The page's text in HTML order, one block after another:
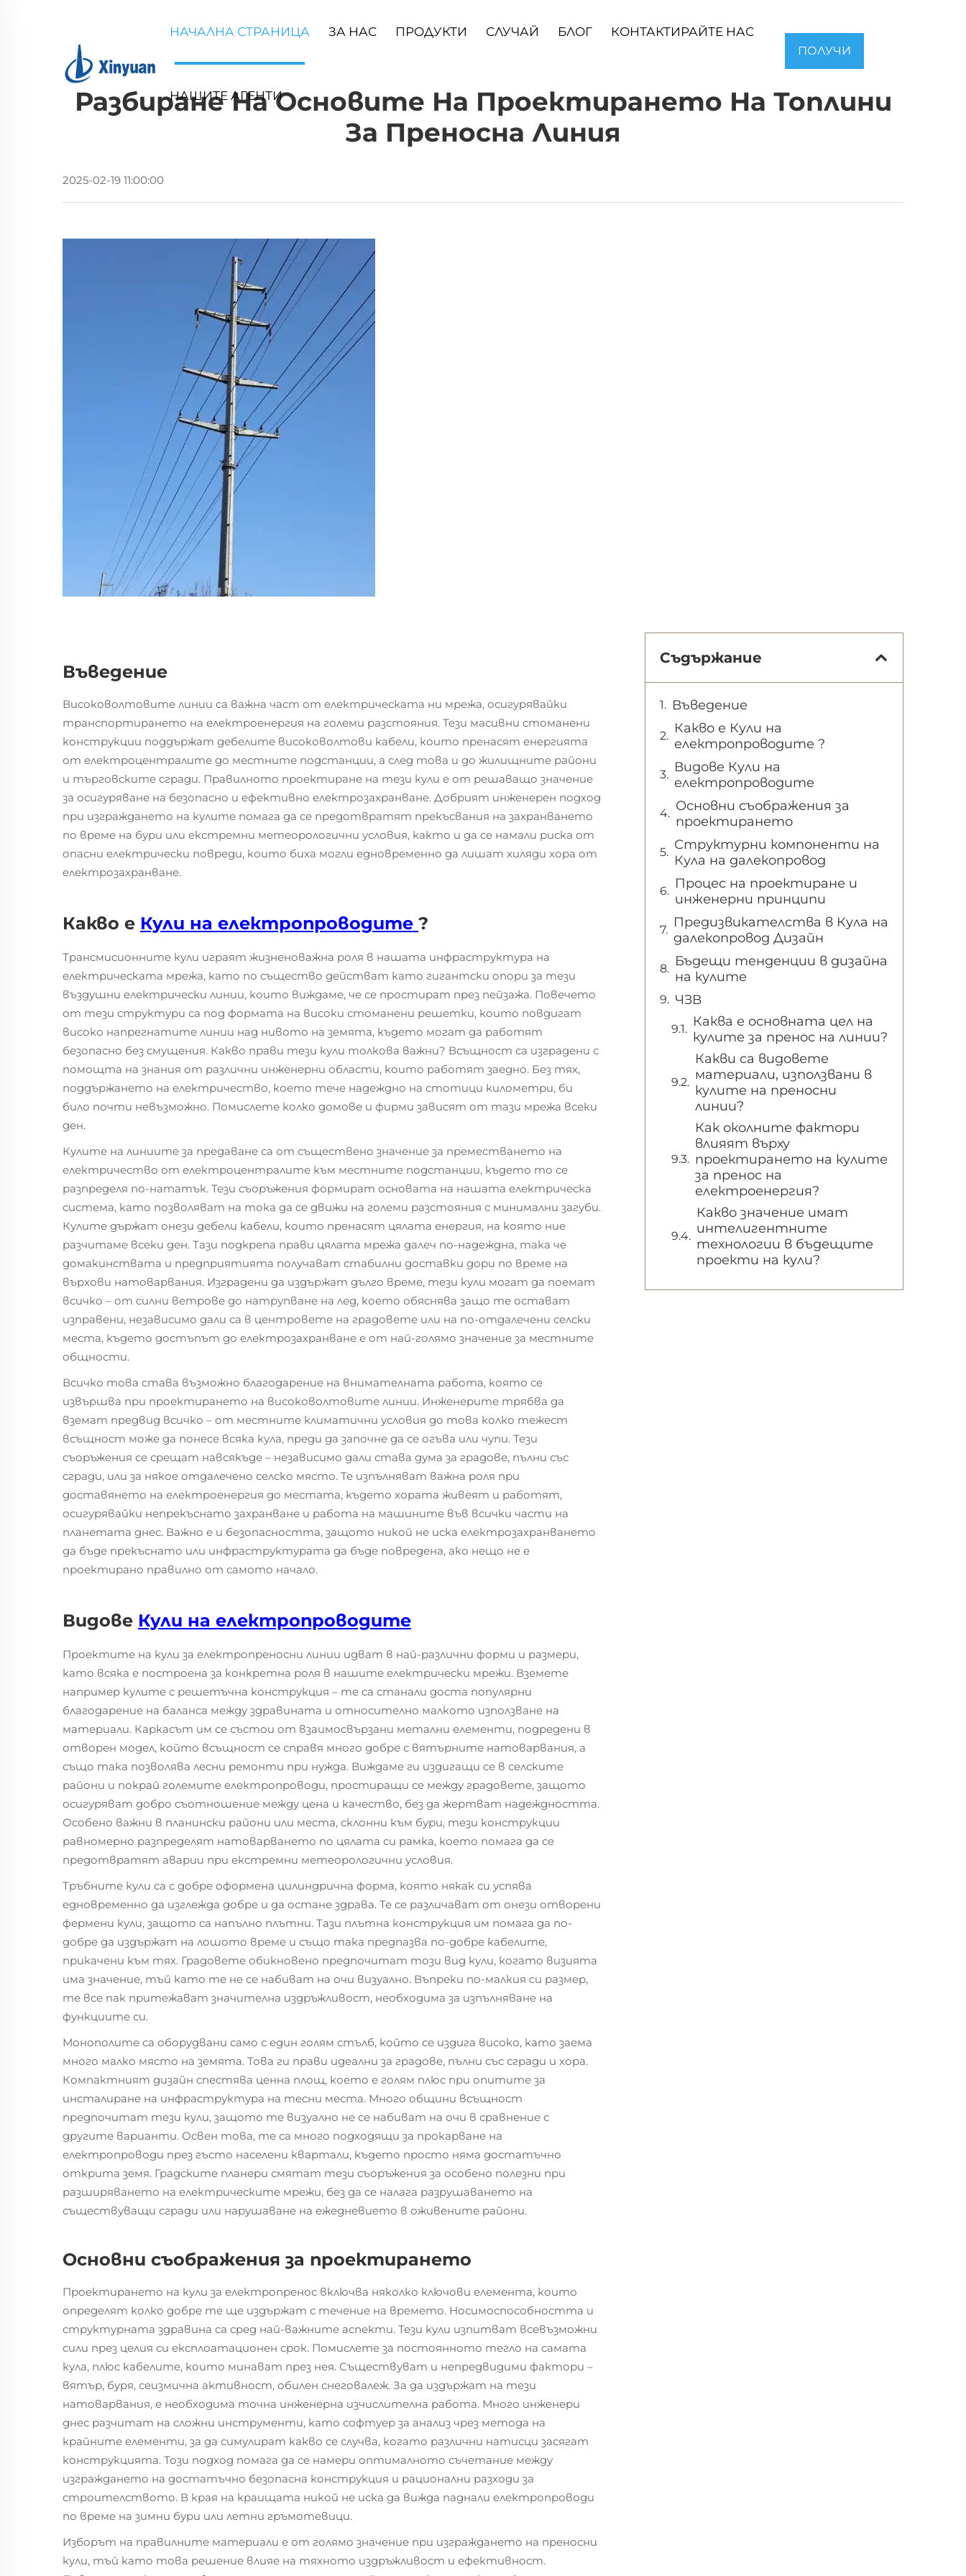
НАЧАЛНА СТРАНИЦА ЗА НАС ПРОДУКТИ СЛУЧАЙ БЛОГ КОНТАКТИРАЙТЕ НАС
НАШИТЕ АГЕНТИ
ПОЛУЧИ
Разбиране На Основите На Проектирането На Топлини
За Преносна Линия
2025-02-19 11:00:00
Въведение
Високоволтовите линии са важна част от електрическата ни мрежа, осигурявайки
транспортирането на електроенергия на големи разстояния. Тези масивни стоманени
конструкции поддържат дебелите високоволтови кабели, които пренасят енергията
от електроцентралите до местните подстанции, а след това и до жилищните райони
и търговските сгради. Правилното проектиране на тези кули е от решаващо значение
за осигуряване на безопасно и ефективно електрозахранване. Добрият инженерен подход
при изграждането на кулите помага да се предотвратят прекъсвания на захранването
по време на бури или екстремни метеорологични условия, както и да се намали риска от
опасни електрически повреди, които биха могли едновременно да лишат хиляди хора от
електрозахранване.
Какво е Кули на електропроводите ?
Трансмисионните кули играят жизненоважна роля в нашата инфраструктура на
електрическата мрежа, като по същество действат като гигантски опори за тези
въздушни електрически линии, които виждаме, че се простират през пейзажа. Повечето
от тези структури са под формата на високи стоманени решетки, които повдигат
високо напрегнатите линии над нивото на земята, където могат да работят
безопасно без смущения. Какво прави тези кули толкова важни? Всъщност са изградени с
помощта на знания от различни инженерни области, които работят заедно. Без тях,
поддържането на електричество, което тече надеждно на стотици километри, би
било почти невъзможно. Помислете колко домове и фирми зависят от тази мрежа всеки
ден.
Кулите на линиите за предаване са от съществено значение за преместването на
електричество от електроцентралите към местните подстанции, където то се
разпределя по-нататък. Тези съоръжения формират основата на нашата електрическа
система, като позволяват на тока да се движи на големи разстояния с минимални загуби.
Кулите държат онези дебели кабели, които пренасят цялата енергия, на която ние
разчитаме всеки ден. Тази подкрепа прави цялата мрежа далеч по-надеждна, така че
домакинствата и предприятията получават стабилни доставки дори по време на
върхови натоварвания. Изградени да издържат дълго време, тези кули могат да поемат
всичко – от силни ветрове до натрупване на лед, което обяснява защо те остават
изправени, независимо дали са в центровете на градовете или на по-отдалечени селски
места, където достъпът до електрозахранване е от най-голямо значение за местните
общности.
Всичко това става възможно благодарение на внимателната работа, която се
извършва при проектирането на високоволтовите линии. Инженерите трябва да
вземат предвид всичко – от местните климатични условия до това колко тежест
всъщност може да понесе всяка кула, преди да започне да се огъва или чупи. Тези
съоръжения се срещат навсякъде – независимо дали става дума за градове, пълни със
сгради, или за някое отдалечено селско място. Те изпълняват важна роля при
доставянето на електроенергия до местата, където хората живеят и работят,
осигурявайки непрекъснато захранване и работа на машините във всички части на
планетата днес. Важно е и безопасността, защото никой не иска електрозахранването
да бъде прекъснато или инфраструктурата да бъде повредена, ако нещо не е
проектирано правилно от самото начало.
Видове Кули на електропроводите
Проектите на кули за електропреносни линии идват в най-различни форми и размери,
като всяка е построена за конкретна роля в нашите електрически мрежи. Вземете
например кулите с решетъчна конструкция – те са станали доста популярни
благодарение на баланса между здравината и относително малкото използване на
материали. Каркасът им се състои от взаимосвързани метални елементи, подредени в
отворен модел, който всъщност се справя много добре с вятърните натоварвания, а
също така позволява лесни ремонти при нужда. Виждаме ги издигащи се в селските
райони и покрай големите електропроводи, простиращи се между градовете, защото
осигуряват добро съотношение между цена и качество, без да жертват надеждността.
Особено важни в планински райони или места, склонни към бури, тези конструкции
равномерно разпределят натоварването по цялата си рамка, което помага да се
предотвратят аварии при екстремни метеорологични условия.
Тръбните кули са с добре оформена цилиндрична форма, която някак си успява
едновременно да изглежда добре и да остане здрава. Те се различават от онези отворени
фермени кули, защото са напълно плътни. Тази плътна конструкция им помага да по-
добре да издържат на лошото време и също така предпазва по-добре кабелите,
прикачени към тях. Градовете обикновено предпочитат този вид кули, когато визията
има значение, тъй като те не се набиват на очи визуално. Въпреки по-малкия си размер,
те все пак притежават значителна издръжливост, необходима за изпълняване на
функциите си.
Монополите са оборудвани само с един голям стълб, който се издига високо, като заема
много малко място на земята. Това ги прави идеални за градове, пълни със сгради и хора.
Компактният дизайн спестява ценна площ, което е голям плюс при опитите за
инсталиране на инфраструктура на тесни места. Много общини всъщност
предпочитат тези кули, защото те визуално не се набиват на очи в сравнение с
другите варианти. Освен това, те са много подходящи за прокарване на
електропроводи през гъсто населени квартали, където просто няма достатъчно
открита земя. Градските планери смятат тези съоръжения за особено полезни при
разширяването на електрическите мрежи, без да се налага разрушаването на
съществуващи сгради или нарушаване на ежедневието в оживените райони.
Основни съображения за проектирането
Проектирането на кули за електропренос включва няколко ключови елемента, които
определят колко добре те ще издържат с течение на времето. Носимоспособността и
структурната здравина са сред най-важните аспекти. Тези кули изпитват всевъзможни
сили през целия си експлоатационен срок. Помислете за постоянното тегло на самата
кула, плюс кабелите, които минават през нея. Съществуват и непредвидими фактори –
вятър, буря, сеизмична активност, обилен снеговалеж. За да издържат на тези
натоварвания, е необходима точна инженерна изчислителна работа. Много инженери
днес разчитат на сложни инструменти, като софтуер за анализ чрез метода на
крайните елементи, за да симулират какво се случва, когато различни натисци засягат
конструкцията. Този подход помага да се намери оптималното съчетание между
изграждането на достатъчно безопасна конструкция и рационални разходи за
строителството. В края на краищата никой не иска да вижда паднали електропроводи
по време на зимни бури или летни гръмотевици.
Изборът на правилните материали е от голямо значение при изграждането на преносни
кули, тъй като това решение влияе на тяхното издръжливост и ефективност.
Съдържание
Въведение
Какво е Кули на
електропроводите ?
Видове Кули на
електропроводите
Основни съображения за
проектирането
Структурни компоненти на
Кула на далекопровод
Процес на проектиране и
инженерни принципи
Предизвикателства в Кула на
далекопровод Дизайн
Бъдещи тенденции в дизайна
на кулите
ЧЗВ
Каква е основната цел на
кулите за пренос на линии?
Какви са видовете
материали, използвани в
кулите на преносни
линии?
Как околните фактори
влияят върху
проектирането на кулите
за пренос на
електроенергия?
Какво значение имат
интелигентните
технологии в бъдещите
проекти на кули?